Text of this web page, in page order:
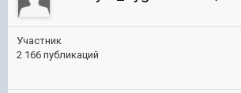
Участник
2 166 публикаций